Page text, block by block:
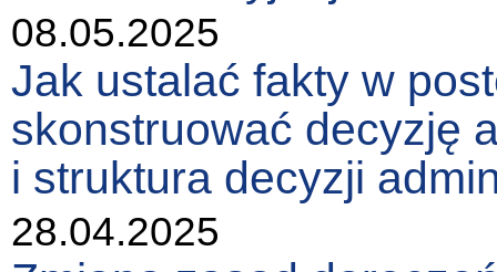
08.05.2025
Jak ustalać fakty w
skonstruować decyzję
i struktura decyzji
28.04.2025